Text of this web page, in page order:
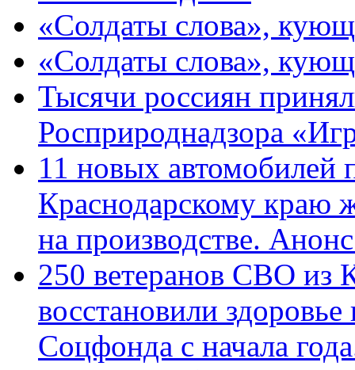
«Солдаты слова»,
«Солдаты слова»,
Тысячи россиян
Росприроднадзора
11 новых автомобилей
Краснодарскому краю
на производстве.
250 ветеранов СВО из
восстановили
Соцфонда с начала